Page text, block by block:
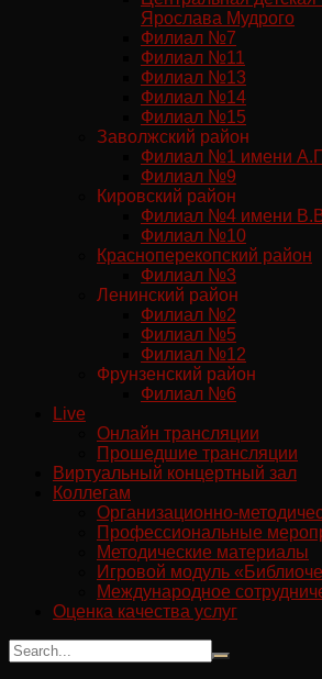
Ярослава Мудрого
Филиал №7
Филиал №11
Филиал №13
Филиал №14
Филиал №15
Заволжский район
Филиал №1 имени
Филиал №9
Кировский район
Филиал №4 имени
Филиал №10
Красноперекопский район
Филиал №3
Ленинский район
Филиал №2
Филиал №5
Филиал №12
Фрунзенский район
Филиал №6
Live
Онлайн трансляции
Прошедшие трансляции
Виртуальный концертный зал
Коллегам
Организационно-
Профессиональные
Методические материалы
Игровой модуль
Международное
Оценка качества услуг